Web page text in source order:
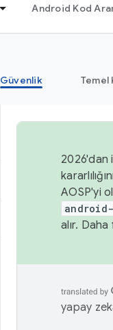
Android Kod
Güvenlik Temel
2026'dan
AOSP'yi
alır.
yapay